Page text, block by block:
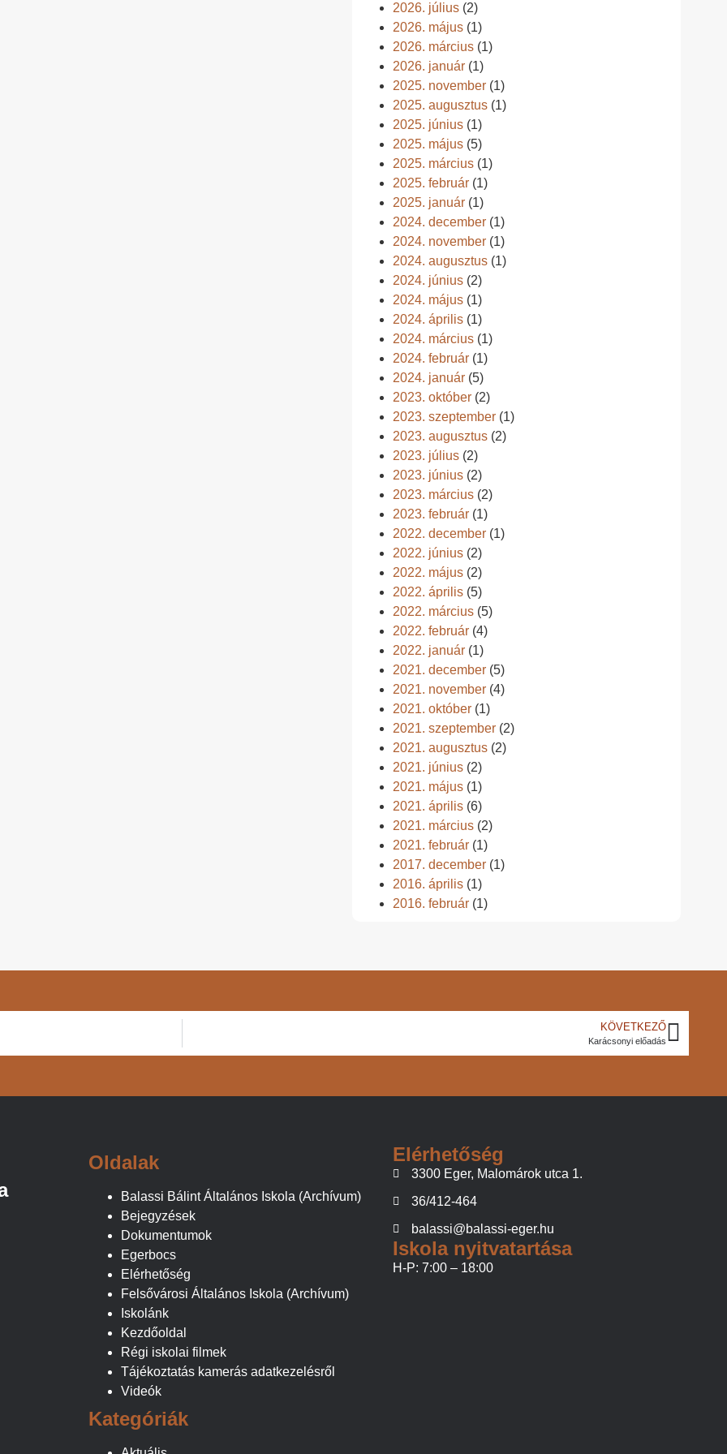
2026. július (2)
2026. május (1)
2026. március (1)
2026. január (1)
2025. november (1)
2025. augusztus (1)
2025. június (1)
2025. május (5)
2025. március (1)
2025. február (1)
2025. január (1)
2024. december (1)
2024. november (1)
2024. augusztus (1)
2024. június (2)
2024. május (1)
2024. április (1)
2024. március (1)
2024. február (1)
2024. január (5)
2023. október (2)
2023. szeptember (1)
2023. augusztus (2)
2023. július (2)
2023. június (2)
2023. március (2)
2023. február (1)
2022. december (1)
2022. június (2)
2022. május (2)
2022. április (5)
2022. március (5)
2022. február (4)
2022. január (1)
2021. december (5)
2021. november (4)
2021. október (1)
2021. szeptember (2)
2021. augusztus (2)
2021. június (2)
2021. május (1)
2021. április (6)
2021. március (2)
2021. február (1)
2017. december (1)
2016. április (1)
2016. február (1)
KÖVETKEZŐ
Karácsonyi előadás
Oldalak
Balassi Bálint Általános Iskola (Archívum)
Bejegyzések
Dokumentumok
Egerbocs
Elérhetőség
Felsővárosi Általános Iskola (Archívum)
Iskolánk
Kezdőoldal
Régi iskolai filmek
Tájékoztatás kamerás adatkezelésről
Videók
Kategóriák
Elérhetőség
3300 Eger, Malomárok utca 1.
36/412-464
balassi@balassi-eger.hu
Iskola nyitvatartása
H-P: 7:00 – 18:00